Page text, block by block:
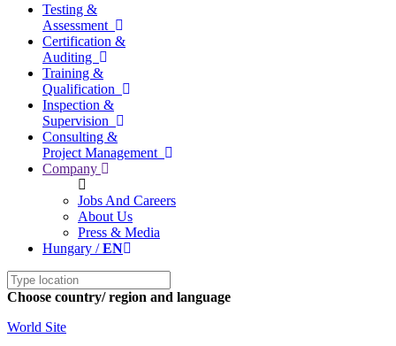
Testing &
Assessment
Certification &
Auditing
Training &
Qualification
Inspection &
Supervision
Consulting &
Project Management
Company
Jobs And Careers
About Us
Press & Media
Hungary /EN
Choose country/ region and language
World Site